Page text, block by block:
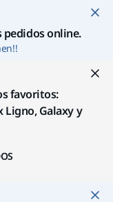
pedidos online.
favoritos:
Ligno, Galaxy y